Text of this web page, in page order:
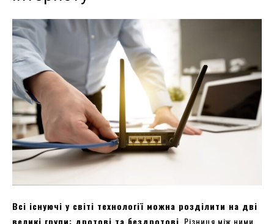
Всі існуючі у світі технології можна розділити на дві